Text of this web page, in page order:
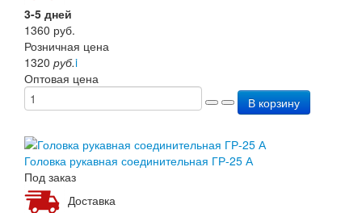
3-5 дней
1360 руб.
Розничная цена
1320 руб.i
Оптовая цена
В корзину
Головка рукавная соединительная ГР-25 А
Под заказ
Доставка